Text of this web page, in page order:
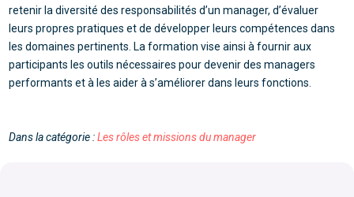
retenir la diversité des responsabilités d’un manager, d’évaluer
leurs propres pratiques et de développer leurs compétences dans
les domaines pertinents. La formation vise ainsi à fournir aux
participants les outils nécessaires pour devenir des managers
performants et à les aider à s’améliorer dans leurs fonctions.
Dans la catégorie :Les rôles et missions du manager